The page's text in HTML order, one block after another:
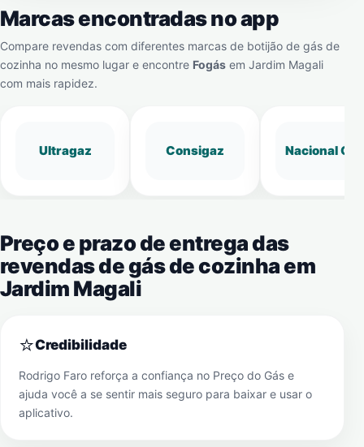
Marcas encontradas no app
Compare revendas com diferentes marcas de botijão de gás de
cozinha no mesmo lugar e encontre Fogás em Jardim Magali
com mais rapidez.
Ultragaz Consigaz Nacional Gás
Preço e prazo de entrega das
revendas de gás de cozinha em
Jardim Magali
⭐Credibilidade
Rodrigo Faro reforça a confiança no Preço do Gás e
ajuda você a se sentir mais seguro para baixar e usar o
aplicativo.